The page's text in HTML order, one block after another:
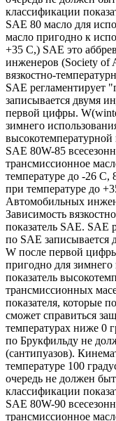
классификации
SAE 80 масло для
масло пригодно к
+35 С,) SAE это
инженеров (Society of
вязкостно-
SAE регламентирует
записывается двумя
первой цифры.
зимнего
высокотемпературной
SAE 80W-85
трансмиссионное
температуре до -26 С,
при температуре до
Автомобильных
Зависимость
показатель SAE. SAE
по SAE записывается
W после первой
пригодно для
показатель
трансмиссионных
показателя, которые
сможет справиться
температурах ниже 0
по Брукфильду не
(сантипуазов).
температуре 100
очередь не должен
классификации
SAE 80W-90
трансмиссионное